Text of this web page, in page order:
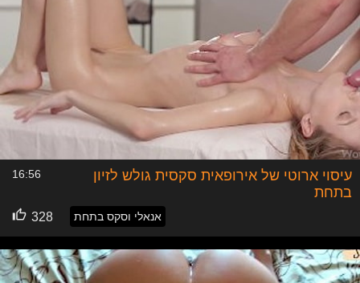
עיסוי ארוטי של אירופאית סקסית גולש לזיון
בתחת
16:56
אנאלי וסקס בתחת 328